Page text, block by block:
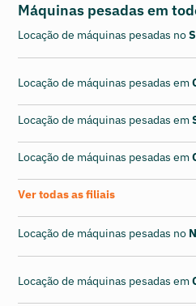
Máquinas pesadas em
Locação de máquinas pesadas no
Locação de máquinas pesadas em
Locação de máquinas pesadas em
Locação de máquinas pesadas em
Ver todas as filiais
Locação de máquinas pesadas no
Locação de máquinas pesadas em